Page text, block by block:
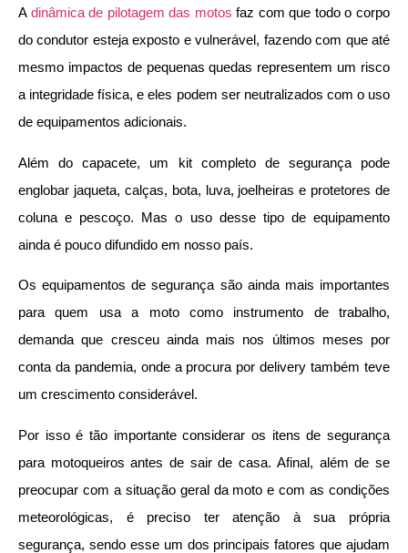
A dinâmica de pilotagem das motos faz com que todo o corpo
do condutor esteja exposto e vulnerável, fazendo com que até
mesmo impactos de pequenas quedas representem um risco
a integridade física, e eles podem ser neutralizados com o uso
de equipamentos adicionais.
Além do capacete, um kit completo de segurança pode
englobar jaqueta, calças, bota, luva, joelheiras e protetores de
coluna e pescoço. Mas o uso desse tipo de equipamento
ainda é pouco difundido em nosso país.
Os equipamentos de segurança são ainda mais importantes
para quem usa a moto como instrumento de trabalho,
demanda que cresceu ainda mais nos últimos meses por
conta da pandemia, onde a procura por delivery também teve
um crescimento considerável.
Por isso é tão importante considerar os itens de segurança
para motoqueiros antes de sair de casa. Afinal, além de se
preocupar com a situação geral da moto e com as condições
meteorológicas, é preciso ter atenção à sua própria
segurança, sendo esse um dos principais fatores que ajudam